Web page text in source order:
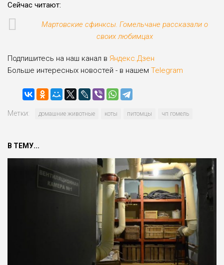
Сейчас читают:
Мартовские сфинксы. Гомельчане рассказали о
своих любимцах
Подпишитесь на наш канал в Яндекс.Дзен
Больше интересных новостей - в нашем Telegram
Метки: домашние животные коты питомцы чп гомель
В ТЕМУ...